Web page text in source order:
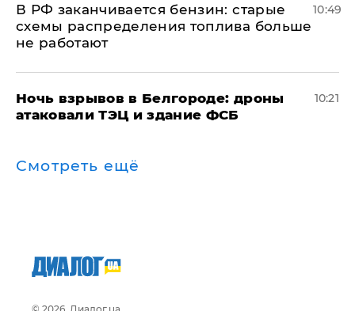
​В РФ заканчивается бензин: старые
схемы распределения топлива больше
не работают
10:49
​Ночь взрывов в Белгороде: дроны
атаковали ТЭЦ и здание ФСБ
10:21
Смотреть ещё